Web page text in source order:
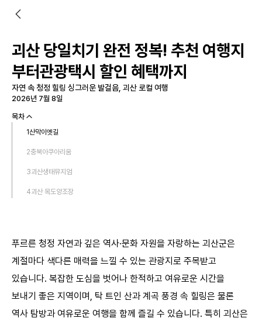
괴산 당일치기 완전 정복! 추천 여행지
부터관광택시 할인 혜택까지
자연 속 청정 힐링 싱그러운 발걸음, 괴산 로컬 여행
2026년 7월 8일
목차
1산막이옛길
2충북아쿠아리움
3괴산생태뮤지엄
4괴산 목도양조장
푸르른 청정 자연과 깊은 역사·문화 자원을 자랑하는 괴산군은
계절마다 색다른 매력을 느낄 수 있는 관광지로 주목받고
있습니다. 복잡한 도심을 벗어나 한적하고 여유로운 시간을
보내기 좋은 지역이며, 탁 트인 산과 계곡 풍경 속 힐링은 물론
역사 탐방과 여유로운 여행을 함께 즐길 수 있습니다. 특히 괴산은